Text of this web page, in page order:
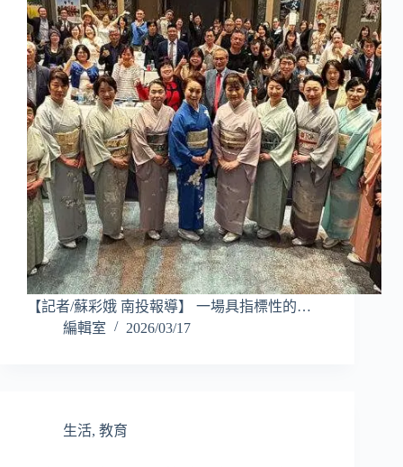
【記者/蘇彩娥 南投報導】 一場具指標性的…
編輯室
2026/03/17
生活, 教育